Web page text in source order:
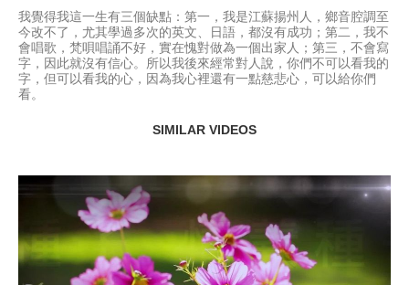
我覺得我這一生有三個缺點：第一，我是江蘇揚州人，鄉音腔調至
今改不了，尤其學過多次的英文、日語，都沒有成功；第二，我不
會唱歌，梵唄唱誦不好，實在愧對做為一個出家人；第三，不會寫
字，因此就沒有信心。所以我後來經常對人說，你們不可以看我的
字，但可以看我的心，因為我心裡還有一點慈悲心，可以給你們
看。
SIMILAR VIDEOS